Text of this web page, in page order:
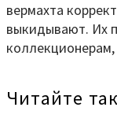
вермахта
выкидывают. Их
Читайте